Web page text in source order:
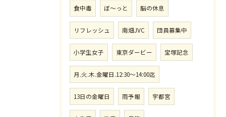
食中毒 ぼ〜っと 脳の休息
リフレッシュ 南畑JVC 団員募集中
小学生女子 東京ダービー 宝塚記念
月.火.木.金曜日.12:30〜14:00迄
13日の金曜日 雨予報 宇都宮